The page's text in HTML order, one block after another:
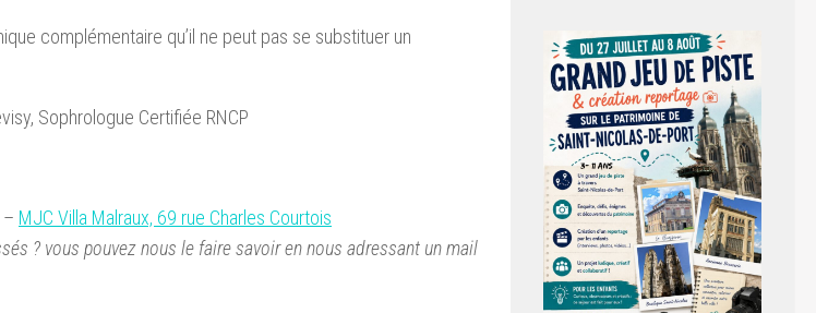
complémentaire qu’il ne peut pas se substituer un
Sophrologue Certifiée RNCP
MJC Villa Malraux, 69 rue Charles Courtois
? vous pouvez nous le faire savoiren nous adressant un mail